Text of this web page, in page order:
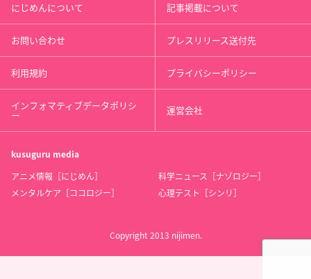
にじめんについて 記事掲載について
お問い合わせ プレスリリース送付先
利用規約 プライバシーポリシー
インフォマティブデータポリシ
ー 運営会社
kusuguru media
アニメ情報［にじめん］
科学ニュース［ナゾロジー］
メンタルケア［ココロジー］
心理テスト［シンリ］
Copyright 2013 nijimen.